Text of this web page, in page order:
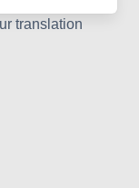
translation